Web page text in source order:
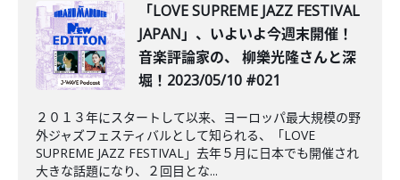
「LOVE SUPREME JAZZ FESTIVAL
JAPAN」、いよいよ今週末開催！
音楽評論家の、 柳樂光隆さんと深
堀！2023/05/10 #021
２０１３年にスタートして以来、ヨーロッパ最大規模の野
外ジャズフェスティバルとして知られる、「LOVE
SUPREME JAZZ FESTIVAL」去年５月に日本でも開催され
大きな話題になり、２回目とな...